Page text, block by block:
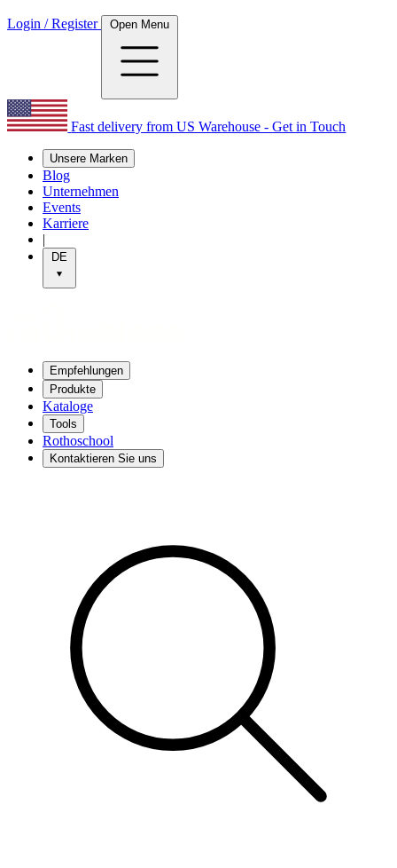
Login / Register Open Menu
Fast delivery from US Warehouse - Get in Touch
Unsere Marken
Blog
Unternehmen
Events
Karriere
|
DE
Empfehlungen
Produkte
Kataloge
Tools
Rothoschool
Kontaktieren Sie uns